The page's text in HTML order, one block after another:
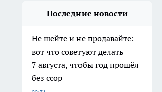
Последние новости
Не шейте и не продавайте:
вот что советуют делать
7 августа, чтобы год прошёл
без ссор